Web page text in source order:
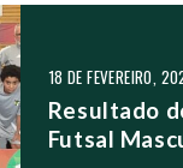
18 DE FEVEREIRO,
Resultado
Futsal